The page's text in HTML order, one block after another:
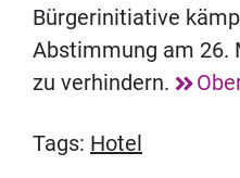
Bürgerinitiative
Abstimmung am 26.
zu verhindern.
Tags: Hotel